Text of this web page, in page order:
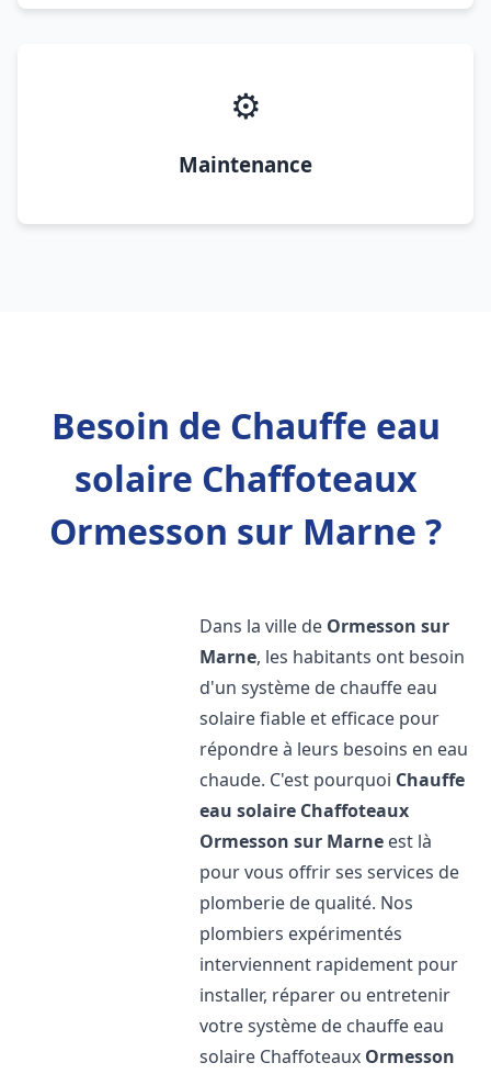
⚙️
Maintenance
Besoin de Chauffe eau
solaire Chaffoteaux
Ormesson sur Marne ?
Dans la ville de Ormesson sur
Marne, les habitants ont besoin
d'un système de chauffe eau
solaire fiable et efficace pour
répondre à leurs besoins en eau
chaude. C'est pourquoi Chauffe
eau solaire Chaffoteaux
Ormesson sur Marne est là
pour vous offrir ses services de
plomberie de qualité. Nos
plombiers expérimentés
interviennent rapidement pour
installer, réparer ou entretenir
votre système de chauffe eau
solaire Chaffoteaux Ormesson